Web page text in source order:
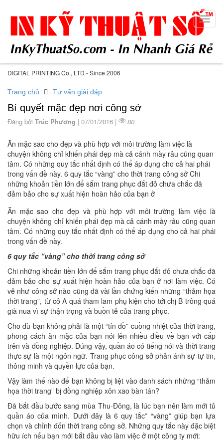
DIGITAL PRINTING Co., LTD - Since 2006
Trang chủ Tư vấn giải đáp
Bí quyết mặc đẹp nơi công sở
Đăng bởi Trúc Phương | 07/01/2016 | 80
Ăn mặc sao cho đẹp và phù hợp với môi trường làm việc là
chuyện không chỉ khiến phái đẹp mà cả cánh mày râu cũng quan
tâm. Có những quy tắc nhất định có thể áp dụng cho cả hai phái
trong vấn đề này. 6 quy tắc “vàng” cho thời trang công sở Chi
những khoản tiền lớn để sắm trang phục đắt đỏ chưa chắc đã
đảm bảo cho sự xuất hiện hoàn hảo của bạn ở
Ăn mặc sao cho đẹp và phù hợp với môi trường làm việc là
chuyện không chỉ khiến phái đẹp mà cả cánh mày râu cũng quan
tâm. Có những quy tắc nhất định có thể áp dụng cho cả hai phái
trong vấn đề này.
6 quy tắc “vàng” cho thời trang công sở
Chi những khoản tiền lớn để sắm trang phục đắt đỏ chưa chắc đã
đảm bảo cho sự xuất hiện hoàn hảo của bạn ở nơi làm việc. Có
vẻ như công sở nào cũng đã vài lần chứng kiến những “thảm họa
thời trang”, từ cô A quá tham lam phụ kiện cho tới chị B trông quá
già nua vì sự thận trọng và buồn tẻ của trang phục.
Cho dù bạn không phải là một “tín đồ” cuồng nhiệt của thời trang,
phong cách ăn mặc của bạn nói lên nhiều điều về bạn với cấp
trên và đồng nghiệp. Đúng vậy, quần áo có tiếng nói và thời trang
thực sự là một ngôn ngữ. Trang phục công sở phản ánh sự tự tin,
thông minh và quyền lực của bạn.
Vậy làm thế nào để bạn không bị liệt vào danh sách những “thảm
họa thời trang” bị đồng nghiệp xôn xao bàn tán?
Đã bắt đầu bước sang mùa Thu-Đông, là lúc bạn nên làm mới tủ
quần áo của mình. Dưới đây là 6 quy tắc” “vàng” giúp bạn lựa
chọn và chỉnh đốn thời trang công sở. Những quy tắc này đặc biệt
hữu ích nếu bạn mới bắt đầu vào làm việc ở một công ty mới: